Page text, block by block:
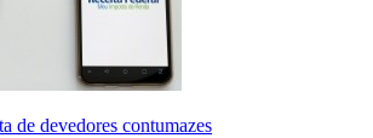
de devedores contumazes